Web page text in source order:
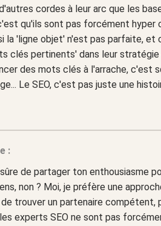
cordes à leur arc que les
qu'ils sont pas forcément hyper
la 'ligne objet' n'est pas parfaite,
clés pertinents' dans leur
des mots clés à l'arrache, c'est
Le SEO, c'est pas juste une
:
de partager ton enthousiasme
non ? Moi, je préfère une
trouver un partenaire
experts SEO ne sont pas